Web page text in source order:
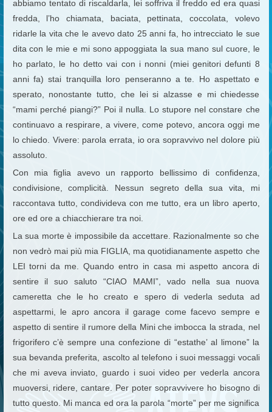
abbiamo tentato di riscaldarla, lei soffriva il freddo ed era quasi
fredda, l’ho chiamata, baciata, pettinata, coccolata, volevo
ridarle la vita che le avevo dato 25 anni fa, ho intrecciato le sue
dita con le mie e mi sono appoggiata la sua mano sul cuore, le
ho parlato, le ho detto vai con i nonni (miei genitori defunti 8
anni fa) stai tranquilla loro penseranno a te. Ho aspettato e
sperato, nonostante tutto, che lei si alzasse e mi chiedesse
“mami perché piangi?” Poi il nulla. Lo stupore nel constare che
continuavo a respirare, a vivere, come potevo, ancora oggi me
lo chiedo. Vivere: parola errata, io ora sopravvivo nel dolore più
assoluto.
Con mia figlia avevo un rapporto bellissimo di confidenza,
condivisione, complicità. Nessun segreto della sua vita, mi
raccontava tutto, condivideva con me tutto, era un libro aperto,
ore ed ore a chiacchierare tra noi.
La sua morte è impossibile da accettare. Razionalmente so che
non vedrò mai più mia FIGLIA, ma quotidianamente aspetto che
LEI torni da me. Quando entro in casa mi aspetto ancora di
sentire il suo saluto “CIAO MAMI”, vado nella sua nuova
cameretta che le ho creato e spero di vederla seduta ad
aspettarmi, le apro ancora il garage come facevo sempre e
aspetto di sentire il rumore della Mini che imbocca la strada, nel
frigorifero c’è sempre una confezione di “estathe’ al limone” la
sua bevanda preferita, ascolto al telefono i suoi messaggi vocali
che mi aveva inviato, guardo i suoi video per vederla ancora
muoversi, ridere, cantare. Per poter sopravvivere ho bisogno di
tutto questo. Mi manca ed ora la parola “morte” per me significa